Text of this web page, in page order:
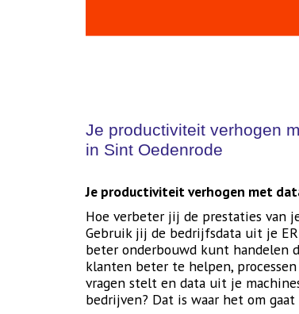
Je productiviteit verhogen
in Sint Oedenrode
Je productiviteit verhogen met
Hoe verbeter jij de prestaties van
Gebruik jij de bedrijfsdata uit je
beter onderbouwd kunt handelen
klanten beter te helpen,
vragen stelt en data uit je
bedrijven? Dat is waar het om